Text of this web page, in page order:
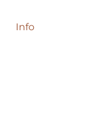
Info